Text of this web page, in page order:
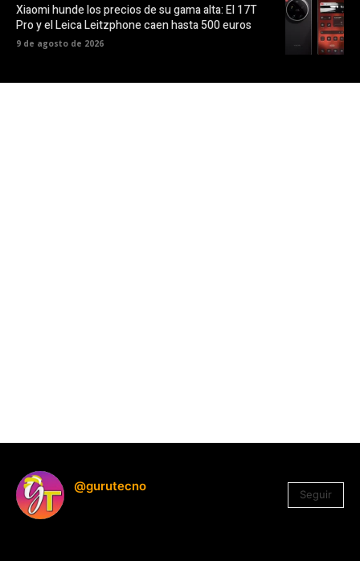
Xiaomi hunde los precios de su gama alta: El 17T
Pro y el Leica Leitzphone caen hasta 500 euros
9 de agosto de 2026
@gurutecno
Seguir